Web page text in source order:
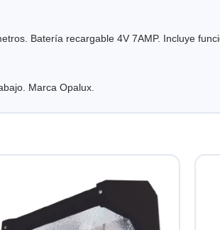
Batería recargable 4V 7AMP. Incluye
Marca Opalux.